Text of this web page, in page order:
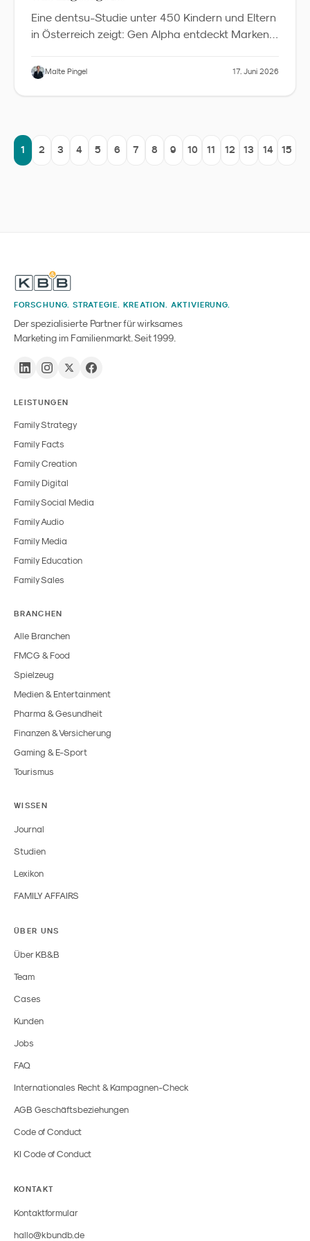
Eine dentsu-Studie unter 450 Kindern und Eltern
in Österreich zeigt: Gen Alpha entdeckt Marken
weit über Spielzeug hinaus und erwartet von
Malte Pingel 17. Juni 2026
1 2 3 4 5 6 7 8 9 10 11 12 13 14 15
FORSCHUNG. STRATEGIE. KREATION. AKTIVIERUNG.
Der spezialisierte Partner für wirksames
Marketing im Familienmarkt. Seit 1999.
LEISTUNGEN
Family Strategy
Family Facts
Family Creation
Family Digital
Family Social Media
Family Audio
Family Media
Family Education
Family Sales
BRANCHEN
Alle Branchen
FMCG & Food
Spielzeug
Medien & Entertainment
Pharma & Gesundheit
Finanzen & Versicherung
Gaming & E-Sport
Tourismus
WISSEN
Journal
Studien
Lexikon
FAMILY AFFAIRS
ÜBER UNS
Über KB&B
Team
Cases
Kunden
Jobs
FAQ
Internationales Recht & Kampagnen-Check
AGB Geschäftsbeziehungen
Code of Conduct
KI Code of Conduct
KONTAKT
Kontaktformular
hallo@kbundb.de